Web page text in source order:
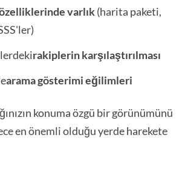
varlık(harita paketi,
rakiplerin karşılaştırılması
arama gösterimi eğilimleri
konuma özgü bir görünümünü
en önemli olduğu yerde harekete